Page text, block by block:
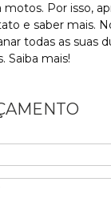
motos. Por isso,
e saber mais.
todas as suas
Saiba mais!